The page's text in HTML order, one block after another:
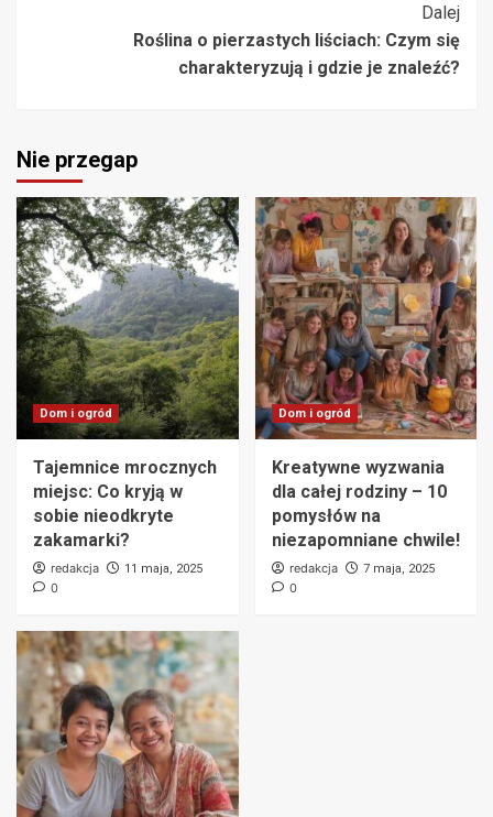
Dalej
Roślina o pierzastych liściach: Czym się
charakteryzują i gdzie je znaleźć?
Nie przegap
Dom i ogród
Tajemnice mrocznych
miejsc: Co kryją w
sobie nieodkryte
zakamarki?
redakcja 11 maja, 2025
0
Dom i ogród
Kreatywne wyzwania
dla całej rodziny – 10
pomysłów na
niezapomniane chwile!
redakcja 7 maja, 2025
0